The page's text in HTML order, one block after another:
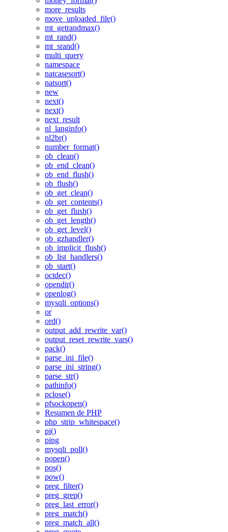
more_results
move_uploaded_file()
mt_getrandmax()
mt_rand()
mt_srand()
multi_query
namespace
natcasesort()
natsort()
new
next()
next()
next_result
nl_langinfo()
nl2br()
number_format()
ob_clean()
ob_end_clean()
ob_end_flush()
ob_flush()
ob_get_clean()
ob_get_contents()
ob_get_flush()
ob_get_length()
ob_get_level()
ob_gzhandler()
ob_implicit_flush()
ob_list_handlers()
ob_start()
octdec()
opendir()
openlog()
mysqli_options()
or
ord()
output_add_rewrite_var()
output_reset_rewrite_vars()
pack()
parse_ini_file()
parse_ini_string()
parse_str()
pathinfo()
pclose()
pfsockopen()
Resumen de PHP
php_strip_whitespace()
pi()
ping
mysqli_poll()
popen()
pos()
pow()
preg_filter()
preg_grep()
preg_last_error()
preg_match()
preg_match_all()